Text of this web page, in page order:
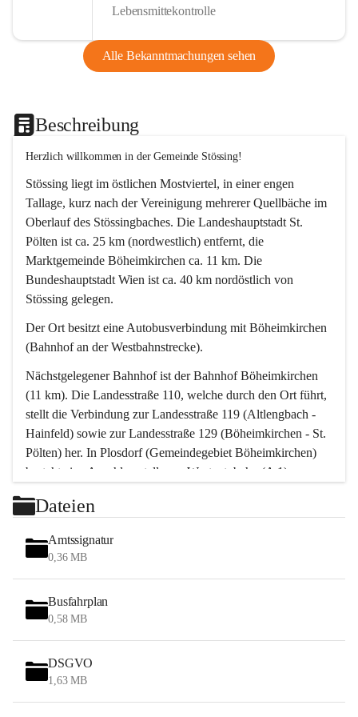
Lebensmittekontrolle
Alle Bekanntmachungen sehen
Beschreibung
Herzlich willkommen in der Gemeinde Stössing!
Stössing liegt im östlichen Mostviertel, in einer engen
Tallage, kurz nach der Vereinigung mehrerer Quellbäche im
Oberlauf des Stössingbaches. Die Landeshauptstadt St.
Pölten ist ca. 25 km (nordwestlich) entfernt, die
Marktgemeinde Böheimkirchen ca. 11 km. Die
Bundeshauptstadt Wien ist ca. 40 km nordöstlich von
Stössing gelegen.
Der Ort besitzt eine Autobusverbindung mit Böheimkirchen
(Bahnhof an der Westbahnstrecke).
Nächstgelegener Bahnhof ist der Bahnhof Böheimkirchen
(11 km). Die Landesstraße 110, welche durch den Ort führt,
stellt die Verbindung zur Landesstraße 119 (Altlengbach -
Hainfeld) sowie zur Landesstraße 129 (Böheimkirchen - St.
Pölten) her. In Plosdorf (Gemeindegebiet Böheimkirchen)
besteht eine Anschlussstelle zur Westautobahn (A 1).
Wien erreicht man in ca. 45 Minuten.
Stössing zählt noch zum Naherholungsraum Wien sowie
zum Naherholungsraum St. Pölten. Viele Bauernhöfe hatten
„ihre Wiener“. Seit 1960 bauten viele Wiener
Wochenendhäuser im Gemeindegebiet. Wegen des
waldreichen Jagdgebietes haben viele Jagdpächter ihre
Das Wandern ist aus touristischer Sicht die bedeutendste
Tätigkeit. Das hügelige Gebiet mit Wanderwegen durch
Wiesen, Wälder und Obstkulturen lädt dazu ein. Gefördert
Dateien
Amtssignatur
0,36 MB
Busfahrplan
0,58 MB
DSGVO
1,63 MB